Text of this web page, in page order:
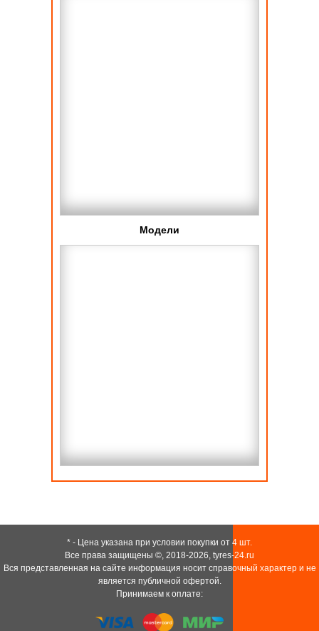
Модели
* - Цена указана при условии покупки от 4 шт.
Все права защищены ©, 2018-2026, tyres-24.ru
Вся представленная на сайте информация носит справочный характер и не
является публичной офертой.
Принимаем к оплате: